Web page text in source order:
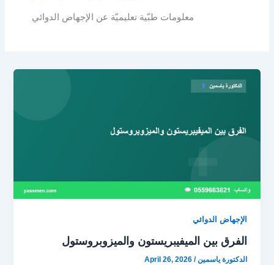
معلومات طبّية تعليميّة عن الإجهاض الدوائي
الإجهاض الدوائي
الفرق بين الميفيبريستون والميزوبروستول
الدكتورة ياسمين/
April 26, 2026